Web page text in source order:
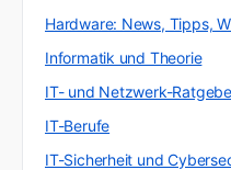
Hardware: News, Tipps,
Informatik und Theorie
IT- und Netzwerk-
IT-Berufe
IT-Sicherheit und